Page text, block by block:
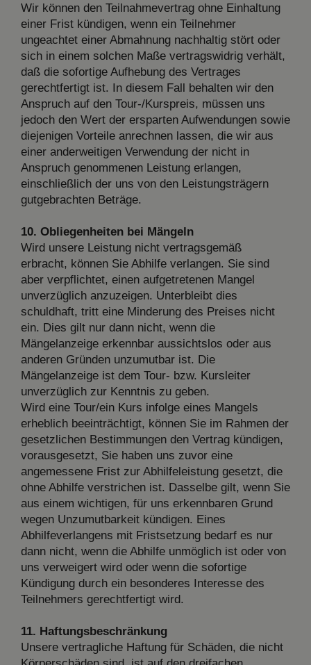
Wir können den Teilnahmevertrag ohne Einhaltung
einer Frist kündigen, wenn ein Teilnehmer
ungeachtet einer Abmahnung nachhaltig stört oder
sich in einem solchen Maße vertragswidrig verhält,
daß die sofortige Aufhebung des Vertrages
gerechtfertigt ist. In diesem Fall behalten wir den
Anspruch auf den Tour-/Kurspreis, müssen uns
jedoch den Wert der ersparten Aufwendungen sowie
diejenigen Vorteile anrechnen lassen, die wir aus
einer anderweitigen Verwendung der nicht in
Anspruch genommenen Leistung erlangen,
einschließlich der uns von den Leistungsträgern
gutgebrachten Beträge.
10. Obliegenheiten bei Mängeln
Wird unsere Leistung nicht vertragsgemäß
erbracht, können Sie Abhilfe verlangen. Sie sind
aber verpflichtet, einen aufgetretenen Mangel
unverzüglich anzuzeigen. Unterbleibt dies
schuldhaft, tritt eine Minderung des Preises nicht
ein. Dies gilt nur dann nicht, wenn die
Mängelanzeige erkennbar aussichtslos oder aus
anderen Gründen unzumutbar ist. Die
Mängelanzeige ist dem Tour- bzw. Kursleiter
unverzüglich zur Kenntnis zu geben.
Wird eine Tour/ein Kurs infolge eines Mangels
erheblich beeinträchtigt, können Sie im Rahmen der
gesetzlichen Bestimmungen den Vertrag kündigen,
vorausgesetzt, Sie haben uns zuvor eine
angemessene Frist zur Abhilfeleistung gesetzt, die
ohne Abhilfe verstrichen ist. Dasselbe gilt, wenn Sie
aus einem wichtigen, für uns erkennbaren Grund
wegen Unzumutbarkeit kündigen. Eines
Abhilfeverlangens mit Fristsetzung bedarf es nur
dann nicht, wenn die Abhilfe unmöglich ist oder von
uns verweigert wird oder wenn die sofortige
Kündigung durch ein besonderes Interesse des
Teilnehmers gerechtfertigt wird.
11. Haftungsbeschränkung
Unsere vertragliche Haftung für Schäden, die nicht